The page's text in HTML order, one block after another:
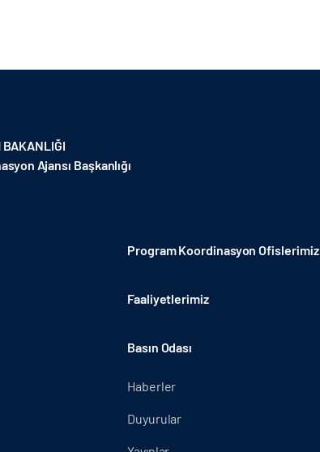
BAKANLIĞI
Ajansı Başkanlığı
Program Koordinasyon Ofislerimiz
Faaliyetlerimiz
Basın Odası
Haberler
Duyurular